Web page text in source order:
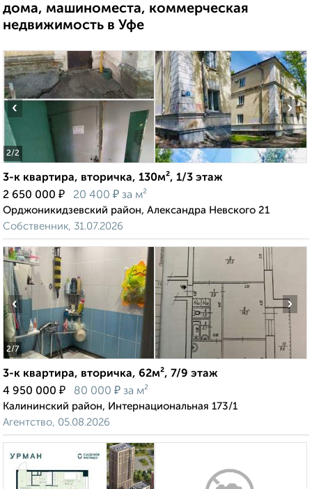
дома, машиноместа, коммерческая
недвижимость в Уфе
2/2
‹ ›
3-к квартира, вторичка, 130м², 1/3 этаж
2 650 000 ₽ 20 400 ₽ за м²
Орджоникидзевский район, Александра Невского 21
Собственник, 31.07.2026
2/7
‹ ›
3-к квартира, вторичка, 62м², 7/9 этаж
4 950 000 ₽ 80 000 ₽ за м²
Калининский район, Интернациональная 173/1
Агентство, 05.08.2026